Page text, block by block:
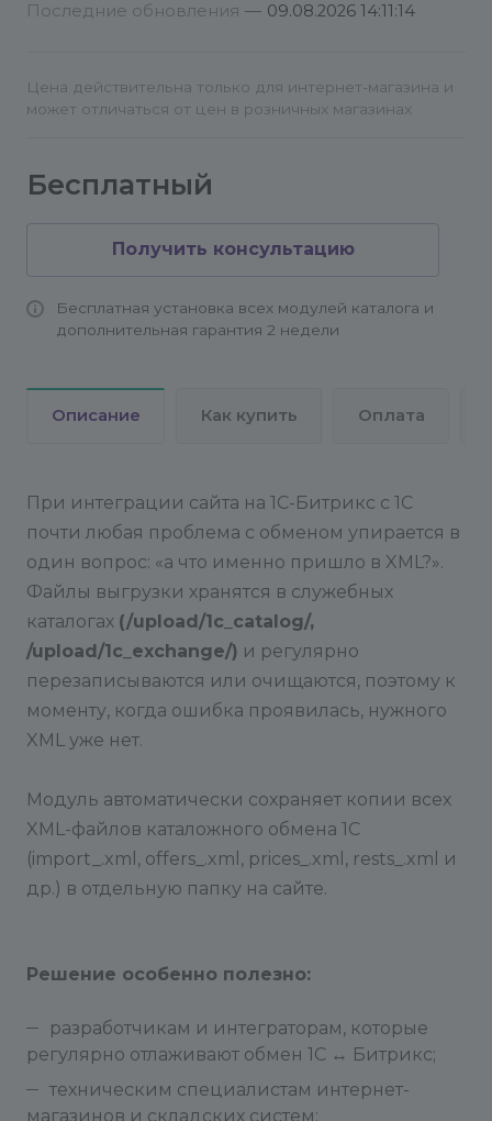
Последние обновления — 09.08.2026 14:11:14
Цена действительна только для интернет-магазина и
может отличаться от цен в розничных магазинах
Бесплатный
Получить консультацию
Бесплатная установка всех модулей каталога и
дополнительная гарантия 2 недели
Описание Как купить Оплата
При интеграции сайта на 1С-Битрикс с 1С
почти любая проблема с обменом упирается в
один вопрос: «а что именно пришло в XML?».
Файлы выгрузки хранятся в служебных
каталогах (/upload/1c_catalog/,
/upload/1c_exchange/) и регулярно
перезаписываются или очищаются, поэтому к
моменту, когда ошибка проявилась, нужного
XML уже нет.
Модуль автоматически сохраняет копии всех
XML-файлов каталожного обмена 1С
(import_.xml, offers_.xml, prices_.xml, rests_.xml и
др.) в отдельную папку на сайте.
Решение особенно полезно:
разработчикам и интеграторам, которые
регулярно отлаживают обмен 1С ↔ Битрикс;
техническим специалистам интернет-
магазинов и складских систем;